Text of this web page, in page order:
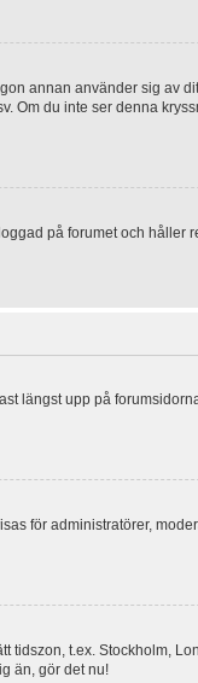
annan använder sig av
Om du inte ser denna
på forumet och håller
längst upp på
för administratörer,
t.ex. Stockholm,
än, gör det nu!